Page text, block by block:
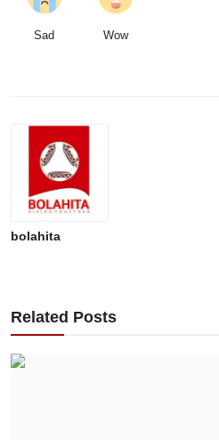
Sad Wow
bolahita
Related Posts